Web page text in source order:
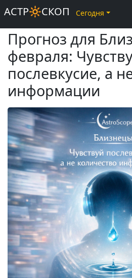
Прогноз для
февраля:
послевкусие, а
информации
АСТР🔆СКОП Сегодня